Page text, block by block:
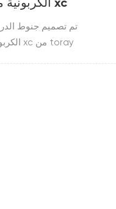
الكربونية مقاس 27 مم لـ xc
تم تصميم جنوط